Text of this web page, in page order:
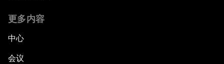
更多内容
中心
会议